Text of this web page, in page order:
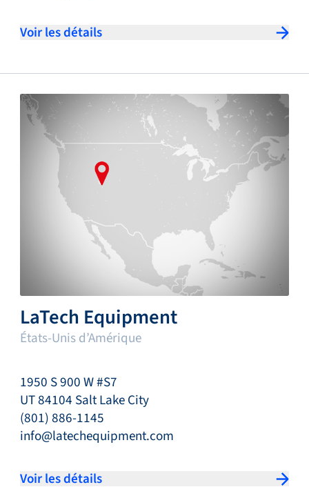
Voir les détails
LaTech Equipment
États-Unis d’Amérique
1950 S 900 W #S7
UT 84104 Salt Lake City
(801) 886-1145
info@latechequipment.com
Voir les détails